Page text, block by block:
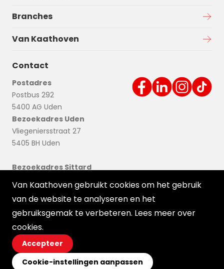
Branches
Van Kaathoven
Contact
Postadres
Postbus 292
5400 AG Uden
Bezoekadres Uden
Vliegeniersstraat 27
5405 BH Uden
Bezoekadres Sittard
Nieuwstadterweg 21
Van Kaathoven gebruikt cookies om het gebruik
van de website te analyseren en het
gebruiksgemak te verbeteren. Lees meer over
cookies.
Accepteer
Cookie-instellingen aanpassen